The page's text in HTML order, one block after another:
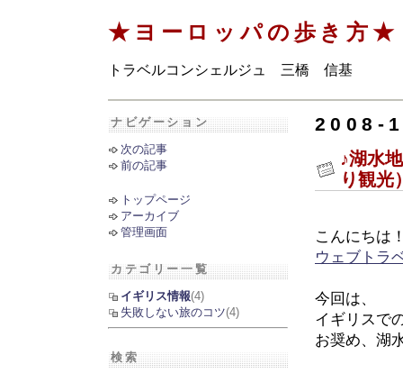
★ヨーロッパの歩き方★
トラベルコンシェルジュ 三橋 信基
2008-
♪湖水
り観光
こんにちは
ウェブトラ
今回は、
イギリスで
お奨め、湖
ナビゲーション
次の記事
前の記事
トップページ
アーカイブ
管理画面
カテゴリー一覧
イギリス情報(4)
失敗しない旅のコツ(4)
検索